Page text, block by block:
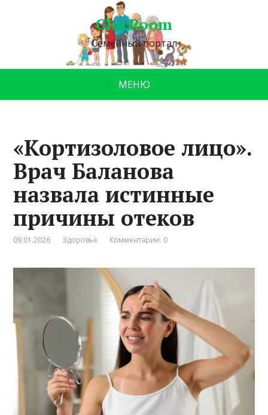
ChicRoom
Семейный портал
МЕНЮ
«Кортизоловое лицо».
Врач Баланова
назвала истинные
причины отеков
09.01.2026 Здоровье Комментарии: 0